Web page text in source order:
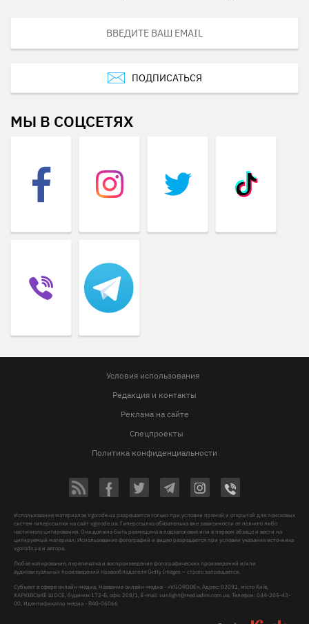
ПОДПИСАТЬСЯ
МЫ В СОЦСЕТЯХ
Условия использования
Редакция и контакты
Реклама на сайте
Спецпроекты
Политика конфиденциальности
Использование материалов Vgorode.ua разрешается только при условии прямой и открытой для поисковых
систем гиперссылки на сайт vgorode.ua. Гиперссылка обязательна вне зависимости от полного либо
частичного цитирования. Она должна быть размещена в подзаголовке или в первом абзаце и вести на
цитируемый материал. Использование фотографий и видео разрешается при условии указания источника
vgorode.ua и автора.
Любое копирование, перепечатка и воспроизведение фотографических произведений и/или
аудиовизуальных произведений правообладателя Getty Images – строго запрещается.
Субъект в сфере онлайн-медиа, Название онлайн-медиа - «VGORODE», Адрес: 02091, місто Київ,
ХАРКІВСЬКЕ ШОСЕ, будинок 172-Б, офіс 208/1, E-mail:sunlight@mediadim.com.ua , Телефон: 044-205-43-
00, Идентификатор медиа - R40-06066